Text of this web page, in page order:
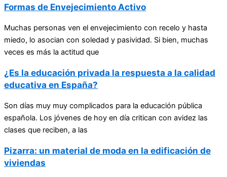
Formas de Envejecimiento Activo
Muchas personas ven el envejecimiento con recelo y hasta
miedo, lo asocian con soledad y pasividad. Si bien, muchas
veces es más la actitud que
¿Es la educación privada la respuesta a la calidad
educativa en España?
Son días muy muy complicados para la educación pública
española. Los jóvenes de hoy en día critican con avidez las
clases que reciben, a las
Pizarra: un material de moda en la edificación de
viviendas